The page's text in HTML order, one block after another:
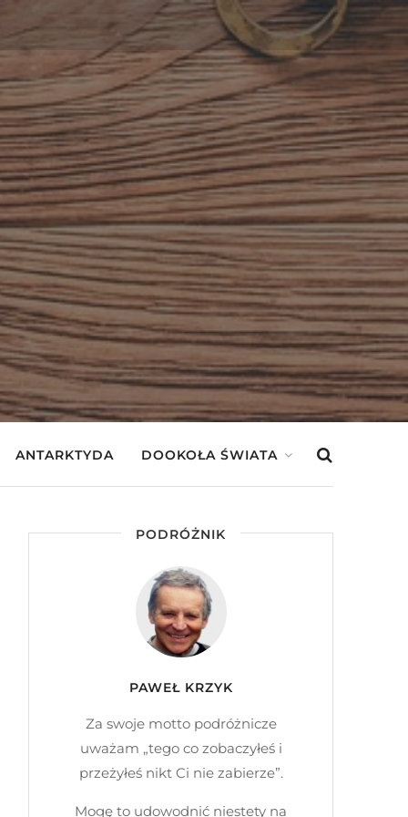
ANTARKTYDA DOOKOŁA ŚWIATA
PODRÓŻNIK
PAWEŁ KRZYK
Za swoje motto podróżnicze
uważam „tego co zobaczyłeś i
przeżyłeś nikt Ci nie zabierze”.
Mogę to udowodnić niestety na